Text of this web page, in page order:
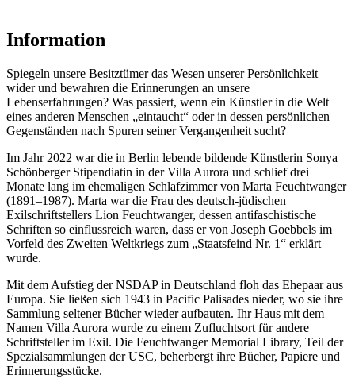
Information
Spiegeln unsere Besitztümer das Wesen unserer Persönlichkeit
wider und bewahren die Erinnerungen an unsere
Lebenserfahrungen? Was passiert, wenn ein Künstler in die Welt
eines anderen Menschen „eintaucht“ oder in dessen persönlichen
Gegenständen nach Spuren seiner Vergangenheit sucht?
Im Jahr 2022 war die in Berlin lebende bildende Künstlerin Sonya
Schönberger Stipendiatin in der Villa Aurora und schlief drei
Monate lang im ehemaligen Schlafzimmer von Marta Feuchtwanger
(1891–1987). Marta war die Frau des deutsch-jüdischen
Exilschriftstellers Lion Feuchtwanger, dessen antifaschistische
Schriften so einflussreich waren, dass er von Joseph Goebbels im
Vorfeld des Zweiten Weltkriegs zum „Staatsfeind Nr. 1“ erklärt
wurde.
Mit dem Aufstieg der NSDAP in Deutschland floh das Ehepaar aus
Europa. Sie ließen sich 1943 in Pacific Palisades nieder, wo sie ihre
Sammlung seltener Bücher wieder aufbauten. Ihr Haus mit dem
Namen Villa Aurora wurde zu einem Zufluchtsort für andere
Schriftsteller im Exil. Die Feuchtwanger Memorial Library, Teil der
Spezialsammlungen der USC, beherbergt ihre Bücher, Papiere und
Erinnerungsstücke.